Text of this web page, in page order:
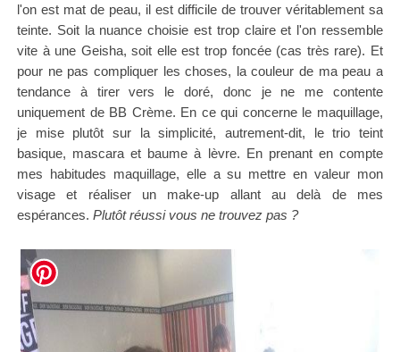
l'on est mat de peau, il est difficile de trouver véritablement sa
teinte. Soit la nuance choisie est trop claire et l'on ressemble
vite à une Geisha, soit elle est trop foncée (cas très rare). Et
pour ne pas compliquer les choses, la couleur de ma peau a
tendance à tirer vers le doré, donc je ne me contente
uniquement de BB Crème. En ce qui concerne le maquillage,
je mise plutôt sur la simplicité, autrement-dit, le trio teint
basique, mascara et baume à lèvre. En prenant en compte
mes habitudes maquillage, elle a su mettre en valeur mon
visage et réaliser un make-up allant au delà de mes
espérances. Plutôt réussi vous ne trouvez pas ?